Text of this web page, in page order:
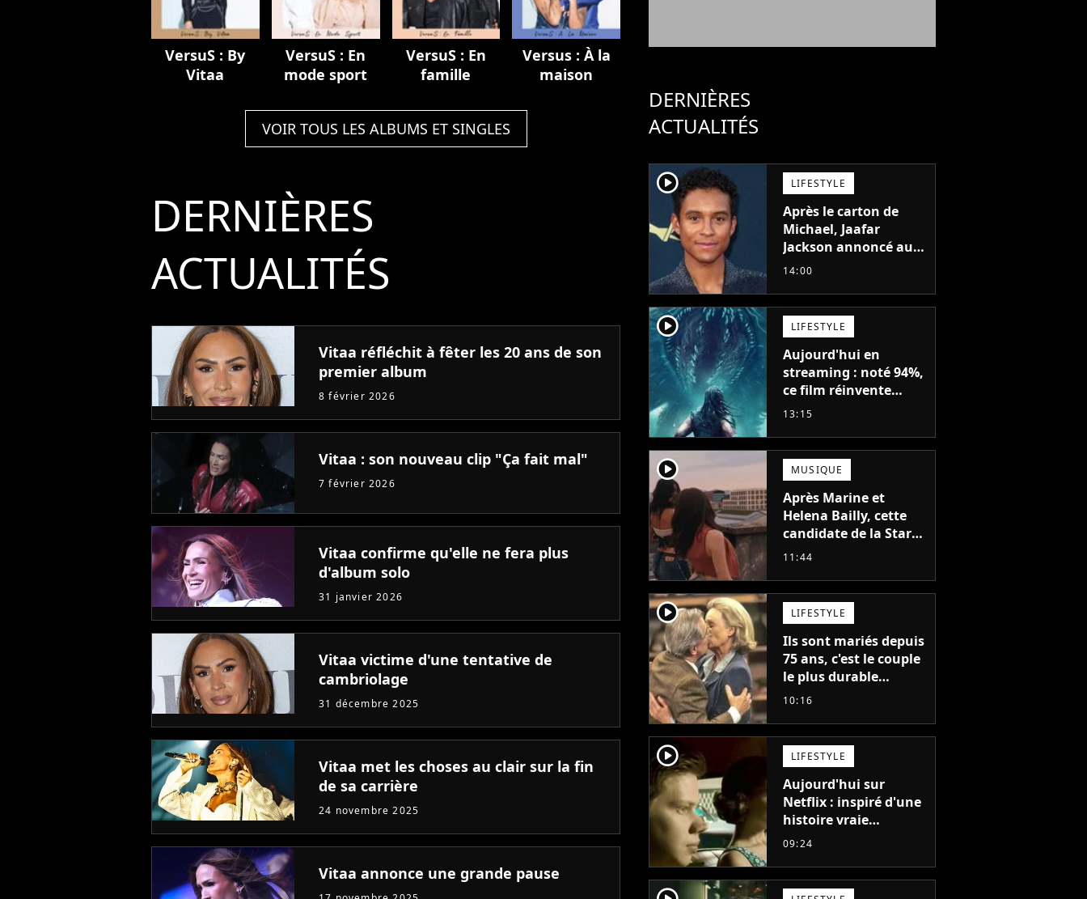
VersuS : By
Vitaa
VersuS : En
mode sport
VersuS : En
famille
Versus : À la
maison
VOIR TOUS LES ALBUMS ET SINGLES
DERNIÈRES
ACTUALITÉS
Vitaa réfléchit à fêter les 20 ans de son
premier album
8 février 2026
Vitaa : son nouveau clip "Ça fait mal"
7 février 2026
Vitaa confirme qu'elle ne fera plus
d'album solo
31 janvier 2026
Vitaa victime d'une tentative de
cambriolage
31 décembre 2025
Vitaa met les choses au clair sur la fin
de sa carrière
24 novembre 2025
Vitaa annonce une grande pause
DERNIÈRES
ACTUALITÉS
player2 LIFESTYLE
Après le carton de
Michael, Jaafar
Jackson annoncé au
casting d'un film
Smith
14:00
player2 LIFESTYLE
Aujourd'hui en
streaming : noté 94%,
ce film réinvente
complètement cette
fiction vieille de 40
ans
13:15
player2 MUSIQUE
Après Marine et
Helena Bailly, cette
candidate de la Star
Academy adorée du
premier album, "C'est
tellement puissant"
11:44
player2 LIFESTYLE
Ils sont mariés depuis
75 ans, c'est le couple
le plus durable
d'Hollywood : "Nous
après jour, et les jours
se sont transformés
en décennies"
10:16
player2 LIFESTYLE
Aujourd'hui sur
Netflix : inspiré d'une
histoire vraie
glaçante, c'est l'un
21ème siècle
09:24